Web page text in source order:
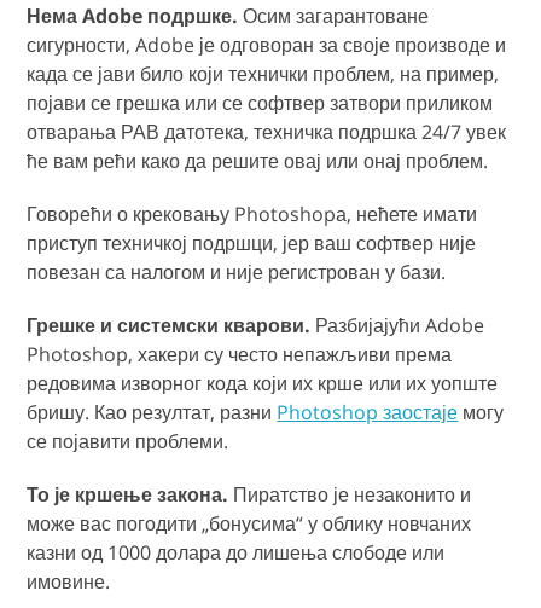
Нема Adobe подршке. Осим загарантоване
сигурности, Adobe је одговоран за своје производе и
када се јави било који технички проблем, на пример,
појави се грешка или се софтвер затвори приликом
отварања РАВ датотека, техничка подршка 24/7 увек
ће вам рећи како да решите овај или онај проблем.
Говорећи о крековању Photoshopа, нећете имати
приступ техничкој подршци, јер ваш софтвер није
повезан са налогом и није регистрован у бази.
Грешке и системски кварови. Разбијајући Adobe
Photoshop, хакери су често непажљиви према
редовима изворног кода који их крше или их уопште
бришу. Као резултат, разни Photoshop заостаје могу
се појавити проблеми.
То је кршење закона. Пиратство је незаконито и
може вас погодити „бонусима“ у облику новчаних
казни од 1000 долара до лишења слободе или
имовине.